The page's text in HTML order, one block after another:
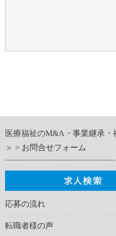
医療福祉のM&A・事業継承
＞
お問合せフォーム
応募の流れ
転職者様の声